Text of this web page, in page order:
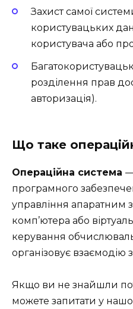
Захист самої
користувацьких
користувача або
розділення прав
авторизація).
Що таке
Операційна система
програмного
управління апаратним
комп’ютера або
керування
організовує взаємодію
Якщо ви не знайшли
можете запитати у